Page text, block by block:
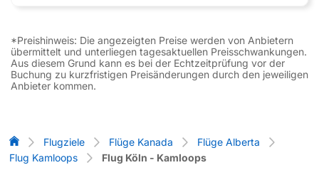
*Preishinweis: Die angezeigten Preise werden von Anbietern
übermittelt und unterliegen tagesaktuellen Preisschwankungen.
Aus diesem Grund kann es bei der Echtzeitprüfung vor der
Buchung zu kurzfristigen Preisänderungen durch den jeweiligen
Anbieter kommen.
Flug-Vergleich
Flugziele Flüge Kanada
Flüge Alberta
Flug Kamloops
Flug Köln - Kamloops